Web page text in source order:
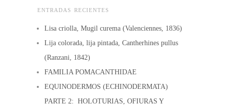
ENTRADAS RECIENTES
Lisa criolla, Mugil curema (Valenciennes, 1836)
Lija colorada, lija pintada, Cantherhines pullus
(Ranzani, 1842)
FAMILIA POMACANTHIDAE
EQUINODERMOS (ECHINODERMATA)
PARTE 2: HOLOTURIAS, OFIURAS Y